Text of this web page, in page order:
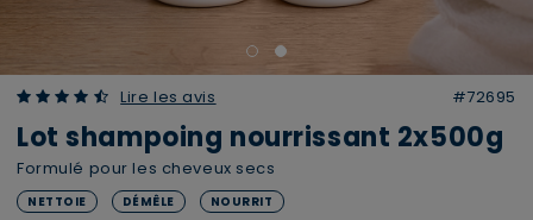
4.30 out of 5 Customer Rating
Lire les avis #72695
Lot shampoing nourrissant 2x500g
Formulé pour les cheveux secs
NETTOIE DÉMÊLE NOURRIT